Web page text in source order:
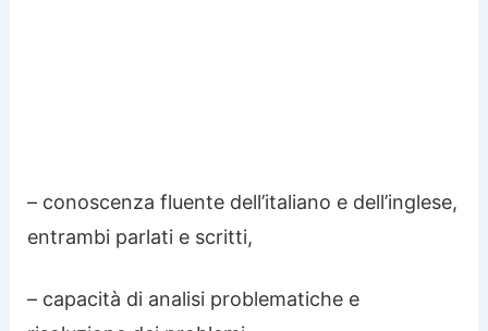
– conoscenza fluente dell’italiano e dell’inglese,
entrambi parlati e scritti,
– capacità di analisi problematiche e